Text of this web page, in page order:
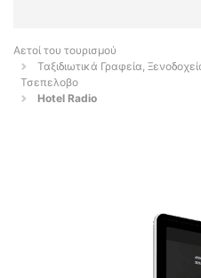
Αετοί του τουρισμού
Ταξιδιωτικά Γραφεία,
Τσεπελοβο
Hotel Radio